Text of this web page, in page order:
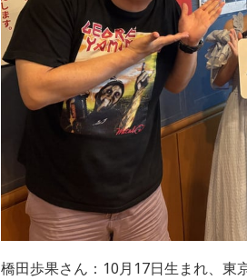
橋田歩果さん：10月17日生まれ、東